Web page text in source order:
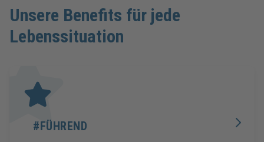
Unsere Benefits für jede
Lebenssituation
#FÜHREND